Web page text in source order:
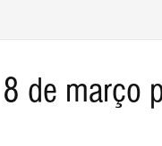
de março